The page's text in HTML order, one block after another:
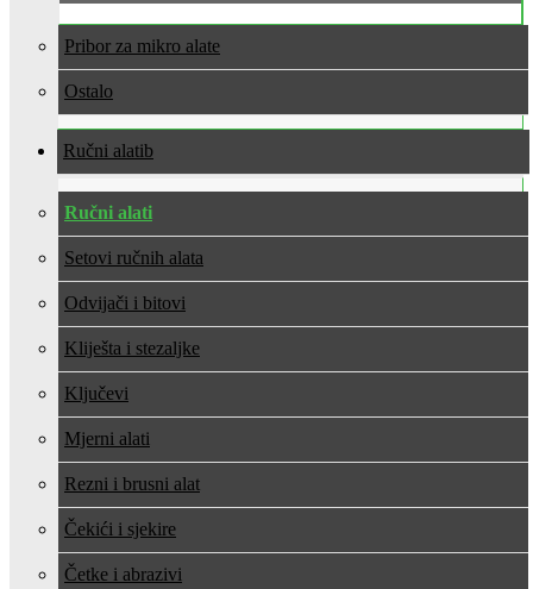
Pribor za mikro alate
Ostalo
Ručni alati
Ručni alati
Setovi ručnih alata
Odvijači i bitovi
Kliješta i stezaljke
Ključevi
Mjerni alati
Rezni i brusni alat
Čekići i sjekire
Četke i abrazivi